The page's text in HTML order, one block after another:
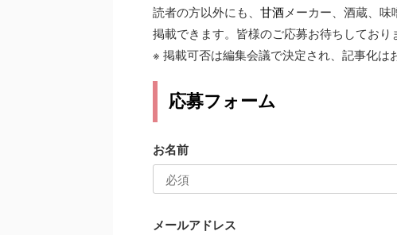
読者の方以外にも、 甘酒メーカー、酒蔵、味
掲載できます。皆様のご応募お待ちしており
※ 掲載可否は編集会議で決定され、記事化は
応募フォーム
お名前
メールアドレス